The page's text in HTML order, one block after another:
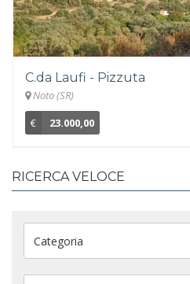
C.da Laufi - Pizzuta
Noto (SR)
€
23.000,00
RICERCA VELOCE
Categoria